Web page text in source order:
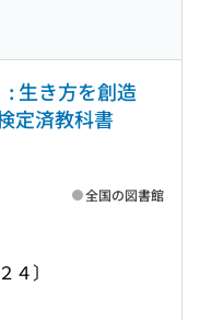
き方を創造
定済教科書
４〕
全国の図書館